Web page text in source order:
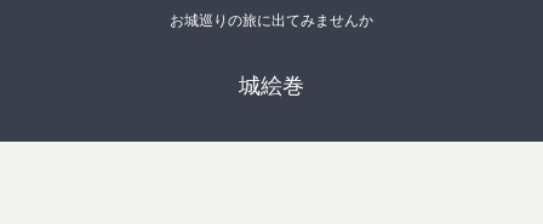
お城巡りの旅に出てみませんか
城絵巻